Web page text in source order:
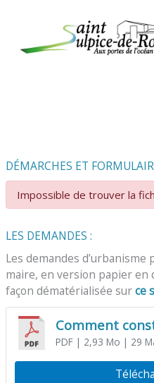
DÉMARCHES ET
Impossible de trouver la
LES DEMANDES :
Les demandes
maire, en version papier en
façon dématérialisée surce
Comment
PDF| 2,93 Mo | 29